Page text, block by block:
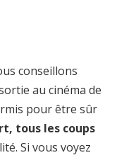
conseillons
au cinéma de
pour être sûr
tous les coups
Si vous voyez